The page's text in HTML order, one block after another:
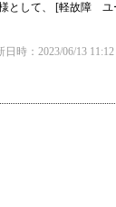
として、 [軽故障
日時：2023/06/13 11:12